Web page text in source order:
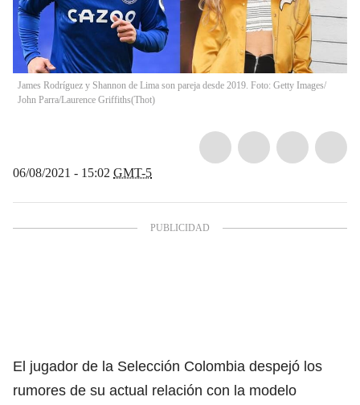
James Rodríguez y Shannon de Lima son pareja desde 2019. Foto: Getty Images/
John Parra/Laurence Griffiths(Thot)
06/08/2021 - 15:02 GMT-5
El jugador de la Selección Colombia despejó los
rumores de su actual relación con la modelo